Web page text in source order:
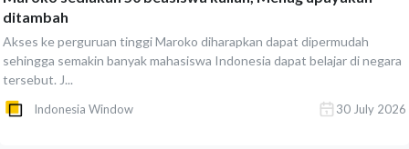
ditambah
Akses ke perguruan tinggi Maroko diharapkan dapat dipermudah
sehingga semakin banyak mahasiswa Indonesia dapat belajar di negara
tersebut. J...
Indonesia Window 30 July 2026